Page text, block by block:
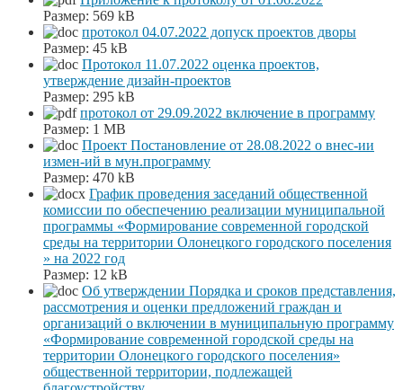
Размер: 569 kB
протокол 04.07.2022 допуск проектов дворы
Размер: 45 kB
Протокол 11.07.2022 оценка проектов,
утверждение дизайн-проектов
Размер: 295 kB
протокол от 29.09.2022 включение в программу
Размер: 1 MB
Проект Постановление от 28.08.2022 о внес-ии
измен-ий в мун.программу
Размер: 470 kB
График проведения заседаний общественной
комиссии по обеспечению реализации муниципальной
программы «Формирование современной городской
среды на территории Олонецкого городского поселения
» на 2022 год
Размер: 12 kB
Об утверждении Порядка и сроков представления,
рассмотрения и оценки предложений граждан и
организаций о включении в муниципальную программу
«Формирование современной городской среды на
территории Олонецкого городского поселения»
общественной территории, подлежащей